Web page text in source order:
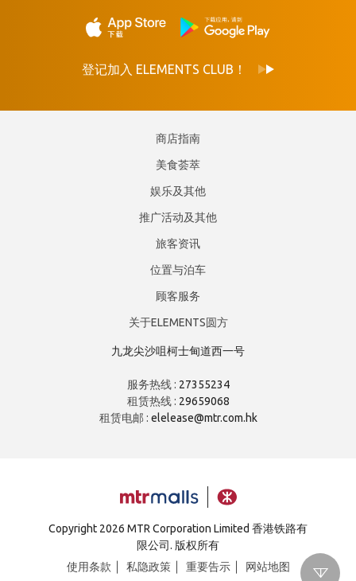
登记加入 ELEMENTS CLUB！
商店指南
美食荟萃
娱乐及其他
推广活动及其他
旅客资讯
位置与泊车
顾客服务
关于ELEMENTS圆方
九龙尖沙咀柯士甸道西一号
服务热线 : 27355234
租赁热线 : 29659068
租赁电邮 : elelease@mtr.com.hk
Copyright 2026 MTR Corporation Limited 香港铁路有
限公司. 版权所有
使用条款
私隐政策 重要告示 网站地图